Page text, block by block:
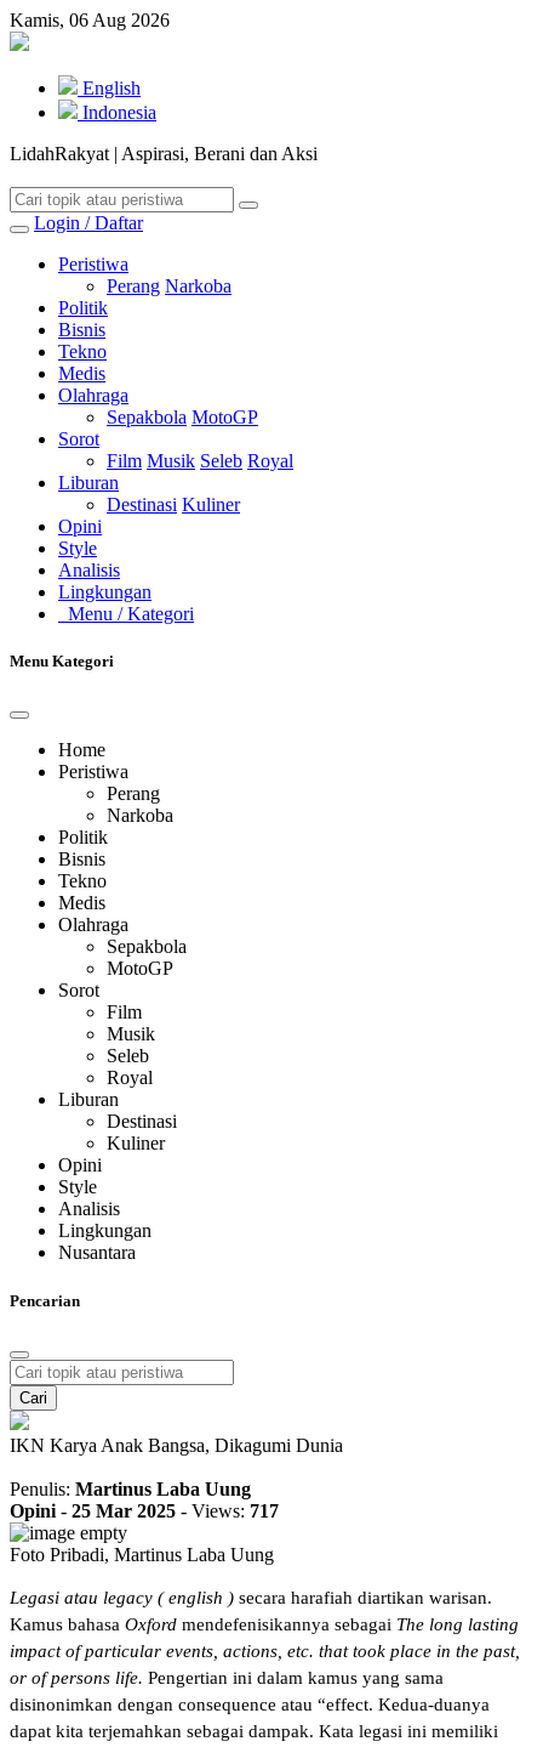
Kamis, 06 Aug 2026
English
Indonesia
LidahRakyat | Aspirasi, Berani dan Aksi
Login / Daftar
Peristiwa
Perang Narkoba
Politik
Bisnis
Tekno
Medis
Olahraga
Sepakbola MotoGP
Sorot
Film Musik Seleb Royal
Liburan
Destinasi Kuliner
Opini
Style
Analisis
Lingkungan
Menu / Kategori
Menu Kategori
Home
Peristiwa
Perang
Narkoba
Politik
Bisnis
Tekno
Medis
Olahraga
Sepakbola
MotoGP
Sorot
Film
Musik
Seleb
Royal
Liburan
Destinasi
Kuliner
Opini
Style
Analisis
Lingkungan
Nusantara
Pencarian
Cari
IKN Karya Anak Bangsa, Dikagumi Dunia
Penulis: Martinus Laba Uung
Opini - 25 Mar 2025 - Views: 717
Foto Pribadi, Martinus Laba Uung
Legasi atau legacy ( english ) secara harafiah diartikan warisan.
Kamus bahasa Oxford mendefenisikannya sebagai The long lasting
impact of particular events, actions, etc. that took place in the past,
or of persons life. Pengertian ini dalam kamus yang sama
disinonimkan dengan consequence atau “effect. Kedua-duanya
dapat kita terjemahkan sebagai dampak. Kata legasi ini memiliki